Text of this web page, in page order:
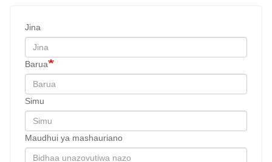
Jina
Barua
Simu
Maudhui ya mashauriano